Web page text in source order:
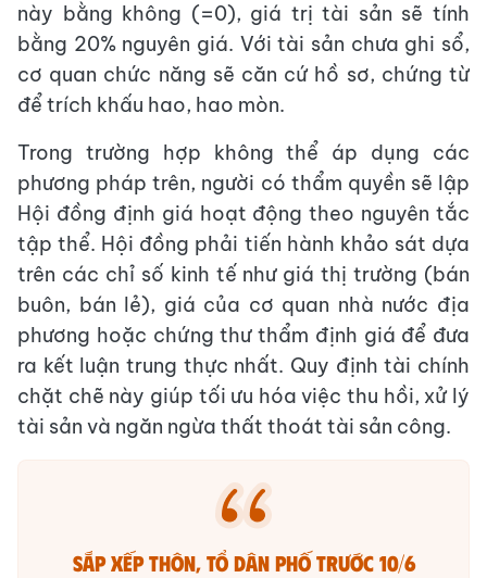
này bằng không (=0), giá trị tài sản sẽ tính
bằng 20% nguyên giá. Với tài sản chưa ghi sổ,
cơ quan chức năng sẽ căn cứ hồ sơ, chứng từ
để trích khấu hao, hao mòn.
Trong trường hợp không thể áp dụng các
phương pháp trên, người có thẩm quyền sẽ lập
Hội đồng định giá hoạt động theo nguyên tắc
tập thể. Hội đồng phải tiến hành khảo sát dựa
trên các chỉ số kinh tế như giá thị trường (bán
buôn, bán lẻ), giá của cơ quan nhà nước địa
phương hoặc chứng thư thẩm định giá để đưa
ra kết luận trung thực nhất. Quy định tài chính
chặt chẽ này giúp tối ưu hóa việc thu hồi, xử lý
tài sản và ngăn ngừa thất thoát tài sản công.
Sắp xếp thôn, tổ dân phố trước 10/6